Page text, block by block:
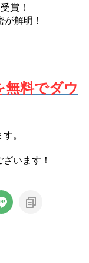
賞！
解明！
料でダウ
。
います！